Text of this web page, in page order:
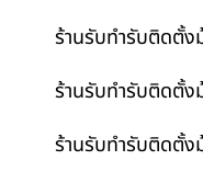
ร้านรับทำรับติดตั้ง
ร้านรับทำรับติดตั้
ร้านรับทำรับติดตั้